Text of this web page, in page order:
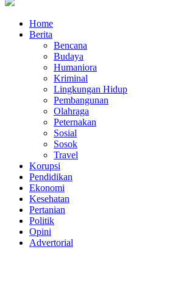
Home
Berita
Bencana
Budaya
Humaniora
Kriminal
Lingkungan Hidup
Pembangunan
Olahraga
Peternakan
Sosial
Sosok
Travel
Korupsi
Pendidikan
Ekonomi
Kesehatan
Pertanian
Politik
Opini
Advertorial